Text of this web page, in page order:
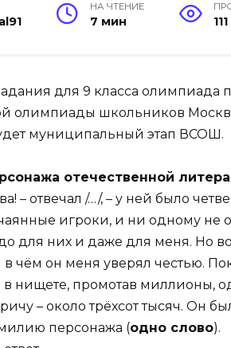
НА ЧТЕНИЕ
7 мин 111
для 9 класса олимпиада
олимпиады школьников
муниципальный этап ВСОШ.
отечественной
– отвечал /…/, – у ней было
игроки, и ни одному не
для них и даже для меня. Но
в чём он меня уверял честью.
нищете, промотав миллионы,
– около трёхсот тысяч. Он
персонажа (одно слово).